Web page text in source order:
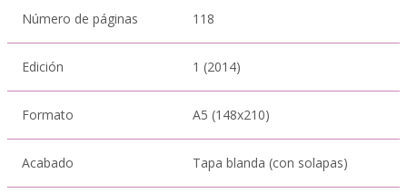
Número de páginas 118
Edición 1 (2014)
Formato A5 (148x210)
Acabado Tapa blanda (con solapas)